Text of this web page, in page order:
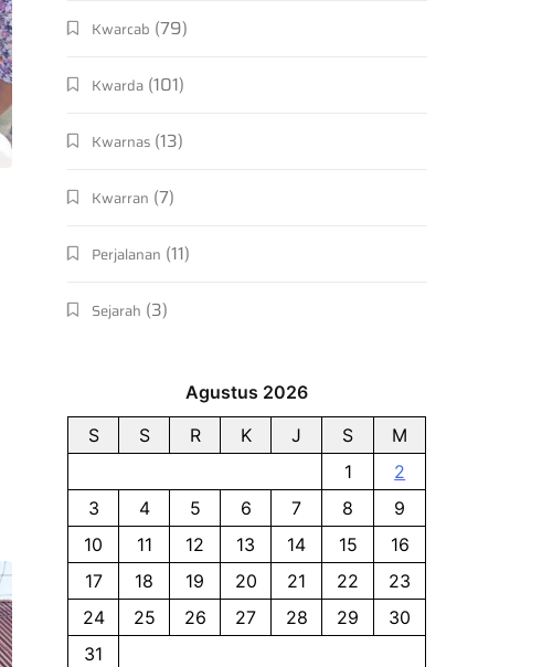
Kwarcab (79)
Kwarda (101)
Kwarnas (13)
Kwarran (7)
Perjalanan (11)
Sejarah (3)
Agustus 2026
S
S R K J S
M
1
2
3
4 5 6 7 8
9
10
11 12 13 14 15
16
17
18 19 20 21 22
23
24
25 26 27 28 29
30
31